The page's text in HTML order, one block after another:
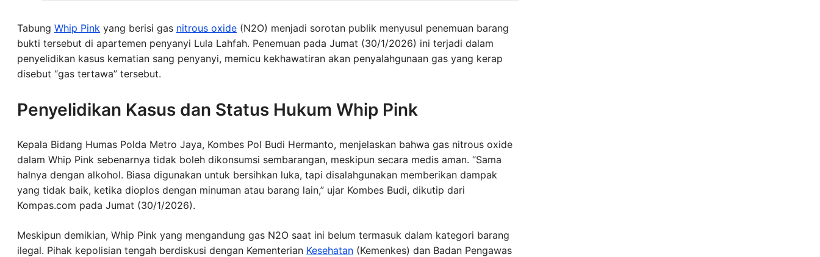
Tabung Whip Pink yang berisi gas nitrous oxide (N2O) menjadi sorotan publik menyusul penemuan barang
bukti tersebut di apartemen penyanyi Lula Lahfah. Penemuan pada Jumat (30/1/2026) ini terjadi dalam
penyelidikan kasus kematian sang penyanyi, memicu kekhawatiran akan penyalahgunaan gas yang kerap
disebut “gas tertawa” tersebut.
Penyelidikan Kasus dan Status Hukum Whip Pink
Kepala Bidang Humas Polda Metro Jaya, Kombes Pol Budi Hermanto, menjelaskan bahwa gas nitrous oxide
dalam Whip Pink sebenarnya tidak boleh dikonsumsi sembarangan, meskipun secara medis aman. “Sama
halnya dengan alkohol. Biasa digunakan untuk bersihkan luka, tapi disalahgunakan memberikan dampak
yang tidak baik, ketika dioplos dengan minuman atau barang lain,” ujar Kombes Budi, dikutip dari
Kompas.com pada Jumat (30/1/2026).
Meskipun demikian, Whip Pink yang mengandung gas N2O saat ini belum termasuk dalam kategori barang
ilegal. Pihak kepolisian tengah berdiskusi dengan Kementerian Kesehatan (Kemenkes) dan Badan Pengawas